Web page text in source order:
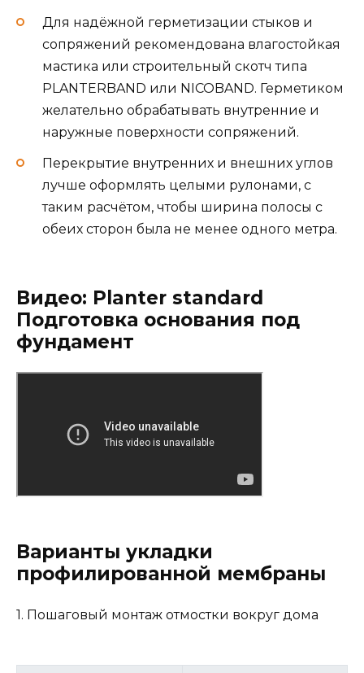
Для надёжной герметизации стыков и
сопряжений рекомендована влагостойкая
мастика или строительный скотч типа
PLANTERBAND или NICOBAND. Герметиком
желательно обрабатывать внутренние и
наружные поверхности сопряжений.
Перекрытие внутренних и внешних углов
лучше оформлять целыми рулонами, с
таким расчётом, чтобы ширина полосы с
обеих сторон была не менее одного метра.
Видео: Planter standard
Подготовка основания под
фундамент
Варианты укладки
профилированной мембраны
1. Пошаговый монтаж отмостки вокруг дома